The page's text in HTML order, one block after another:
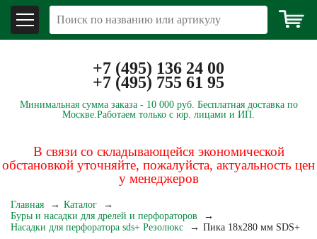
+7 (495) 136 24 00
+7 (495) 755 61 95
Минимальная сумма заказа - 10 000 руб. Бесплатная доставка по
Москве.Работаем только с юр. лицами и ИП.
В связи со складывающейся экономической
обстановкой уточняйте, пожалуйста, актуальность цен
у менеджеров
Главная
Каталог
Буры и насадки для дрелей и перфораторов
Насадки для перфоратора sds+ Резолюкс
Пика 18х280 мм SDS+